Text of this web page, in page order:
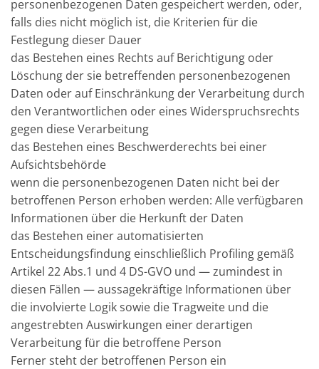
personenbezogenen Daten gespeichert werden, oder,
falls dies nicht möglich ist, die Kriterien für die
Festlegung dieser Dauer
das Bestehen eines Rechts auf Berichtigung oder
Löschung der sie betreffenden personenbezogenen
Daten oder auf Einschränkung der Verarbeitung durch
den Verantwortlichen oder eines Widerspruchsrechts
gegen diese Verarbeitung
das Bestehen eines Beschwerderechts bei einer
Aufsichtsbehörde
wenn die personenbezogenen Daten nicht bei der
betroffenen Person erhoben werden: Alle verfügbaren
Informationen über die Herkunft der Daten
das Bestehen einer automatisierten
Entscheidungsfindung einschließlich Profiling gemäß
Artikel 22 Abs.1 und 4 DS-GVO und — zumindest in
diesen Fällen — aussagekräftige Informationen über
die involvierte Logik sowie die Tragweite und die
angestrebten Auswirkungen einer derartigen
Verarbeitung für die betroffene Person
Ferner steht der betroffenen Person ein